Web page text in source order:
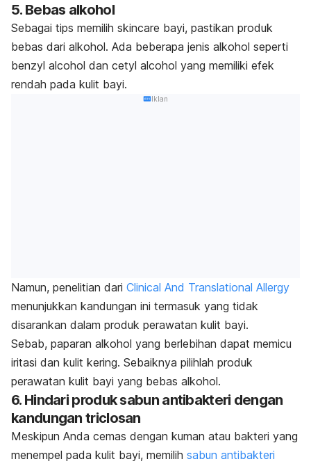
5. Bebas alkohol
Sebagai tips memilih skincare bayi, pastikan produk
bebas dari alkohol. Ada beberapa jenis alkohol seperti
benzyl alcohol dan cetyl alcohol yang memiliki efek
rendah pada kulit bayi.
Iklan
Namun, penelitian dari Clinical And Translational Allergy
menunjukkan kandungan ini termasuk yang tidak
disarankan dalam produk perawatan kulit bayi.
Sebab, paparan alkohol yang berlebihan dapat memicu
iritasi dan kulit kering. Sebaiknya pilihlah produk
perawatan kulit bayi yang bebas alkohol.
6. Hindari produk sabun antibakteri dengan
kandungan triclosan
Meskipun Anda cemas dengan kuman atau bakteri yang
menempel pada kulit bayi, memilih sabun antibakteri